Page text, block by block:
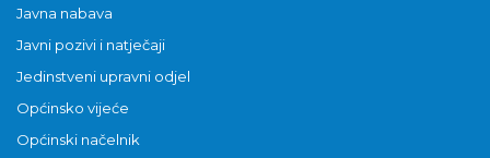
Javna nabava
Javni pozivi i natječaji
Jedinstveni upravni odjel
Općinsko vijeće
Općinski načelnik